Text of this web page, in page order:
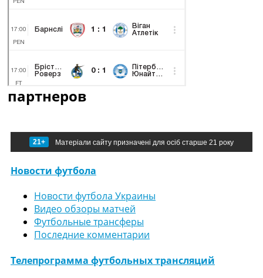
партнеров
21+ Матеріали сайту призначені для осіб старше 21 року
Новости футбола
Новости футбола Украины
Видео обзоры матчей
Футбольные трансферы
Последние комментарии
Телепрограмма футбольных трансляций